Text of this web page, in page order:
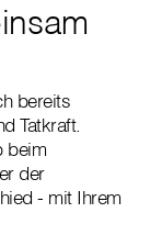
bereits
Tatkraft.
beim
der
- mit Ihrem